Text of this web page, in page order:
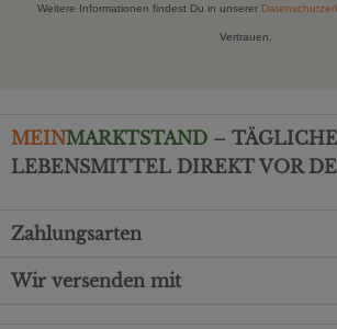
Weitere Informationen findest Du in unserer
Vertrauen.
MEINMARKTSTAND –
LEBENSMITTEL DIREKT VOR
Zahlungsarten
Wir versenden mit